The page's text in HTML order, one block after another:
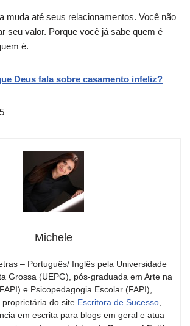
muda até seus relacionamentos. Você não
seu valor. Porque você já sabe quem é —
é.
Deus fala sobre casamento infeliz?
Michele
– Português/ Inglês pela Universidade
Grossa (UEPG), pós-graduada em Arte na
e Psicopedagogia Escolar (FAPI),
proprietária do site Escritora de Sucesso
em escrita para blogs em geral e atua